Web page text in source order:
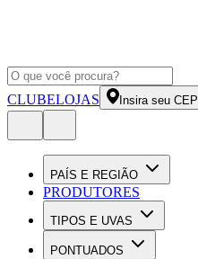
CLUBELOJAS Insira seu CEP
PAÍS E REGIÃO
PRODUTORES
TIPOS E UVAS
PONTUADOS